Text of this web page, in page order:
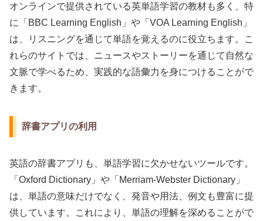
オンラインで提供されている英単語学習の教材も多く、特
に「BBC Learning English」や「VOA Learning English」
は、リスニングを通じて単語を覚えるのに役立ちます。こ
れらのサイトでは、ニュースやストーリーを通じて自然な
文脈で学べるため、実践的な語彙力を身につけることがで
きます。
辞書アプリの利用
英語の辞書アプリも、単語学習に欠かせないツールです。
「Oxford Dictionary」や「Merriam-Webster Dictionary」
は、単語の意味だけでなく、発音や用法、例文も豊富に提
供しています。これにより、単語の理解を深めることがで